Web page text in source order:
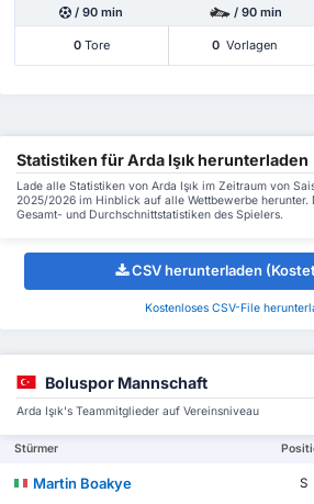
/ 90 min / 90 min
0Tore 0 Vorlagen
Statistiken für Arda Işık herunterladen
Lade alle Statistiken von Arda Işık im Zeitraum von
2025/2026 im Hinblick auf alle Wettbewerbe herunter.
Gesamt- und Durchschnittstatistiken des Spielers.
CSV herunterladen
Kostenloses CSV-File
Boluspor Mannschaft
Arda Işık's Teammitglieder auf Vereinsniveau
Stürmer
Martin Boakye S